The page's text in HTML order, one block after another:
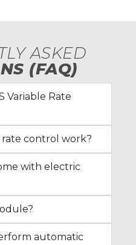
ASKED
(FAQ)
Variable Rate
control work?
with electric
automatic